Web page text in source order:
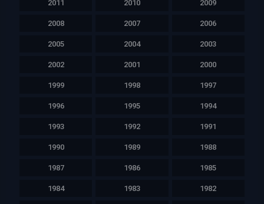
2011 2010 2009
2008 2007 2006
2005 2004 2003
2002 2001 2000
1999 1998 1997
1996 1995 1994
1993 1992 1991
1990 1989 1988
1987 1986 1985
1984 1983 1982